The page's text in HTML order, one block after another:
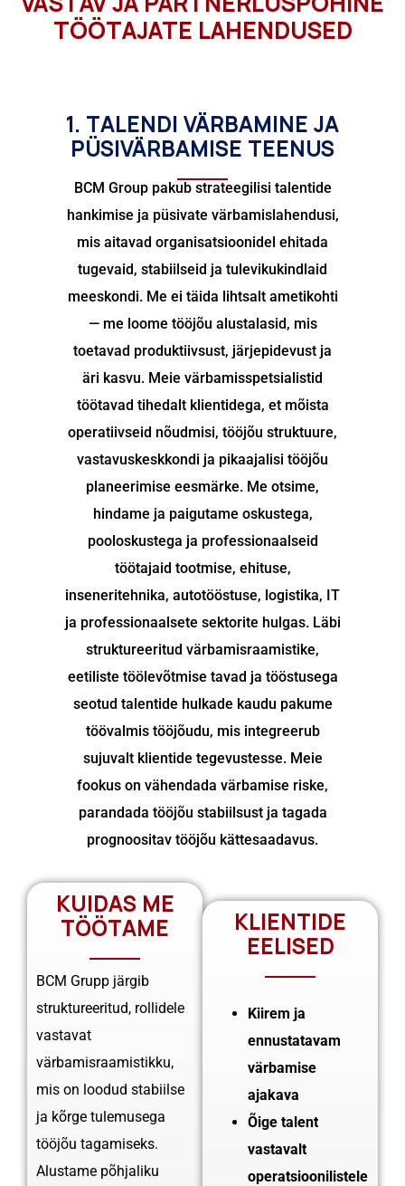
Massiline värbamine
Serbia
Horvaatia
Ungari
Malta
TÖÖTAJATE LAHENDUSED
1. TALENDI VÄRBAMINE JA
PÜSIVÄRBAMISE TEENUS
BCM Group pakub strateegilisi talentide
hankimise ja püsivate värbamislahendusi,
mis aitavad organisatsioonidel ehitada
tugevaid, stabiilseid ja tulevikukindlaid
meeskondi. Me ei täida lihtsalt ametikohti
— me loome tööjõu alustalasid, mis
toetavad produktiivsust, järjepidevust ja
äri kasvu. Meie värbamisspetsialistid
töötavad tihedalt klientidega, et mõista
operatiivseid nõudmisi, tööjõu struktuure,
vastavuskeskkondi ja pikaajalisi tööjõu
planeerimise eesmärke. Me otsime,
hindame ja paigutame oskustega,
pooloskustega ja professionaalseid
töötajaid tootmise, ehituse,
inseneritehnika, autotööstuse, logistika, IT
ja professionaalsete sektorite hulgas. Läbi
struktureeritud värbamisraamistike,
eetiliste töölevõtmise tavad ja tööstusega
seotud talentide hulkade kaudu pakume
töövalmis tööjõudu, mis integreerub
sujuvalt klientide tegevustesse. Meie
fookus on vähendada värbamise riske,
parandada tööjõu stabiilsust ja tagada
prognoositav tööjõu kättesaadavus.
KUIDAS ME
TÖÖTAME
BCM Grupp järgib
struktureeritud, rollidele
vastavat
värbamisraamistikku,
mis on loodud stabiilse
ja kõrge tulemusega
tööjõu tagamiseks.
Alustame põhjaliku
KLIENTIDE
EELISED
Kiirem ja
ennustatavam
värbamise
ajakava
Õige talent
vastavalt
operatsioonilistele